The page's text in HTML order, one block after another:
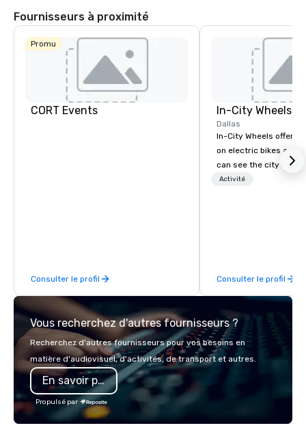
Fournisseurs à proximité
Promu
CORT Events
Consulter le profil
In-City Wheels
Dallas
In-City Wheels offers
on electric bikes and
can see the city in
possible. Our tours
Activité
Consulter le profil
Vous recherchez d'autres fournisseurs ?
Recherchez d'autres fournisseurs pour vos besoins en
matière d'audiovisuel, d'activités, de transport et autres.
En savoir plus
Propulsé par